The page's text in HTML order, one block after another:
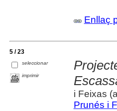
Enllaç
5 / 23
seleccionar
imprimir
i Feixas
Prunés i